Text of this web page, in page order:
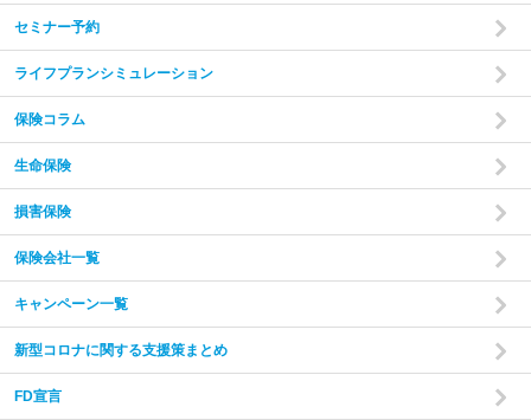
あなたやご家族の状況やご希望をお伺いいたします。
の収入・支出・貯蓄の状況から、家計のバランスを把握し
た上で診断を行います。
step
2
セミナー予約
ライフプランシミュレーション
保険コラム
生命保険
損害保険
保険会社一覧
キャンペーン一覧
新型コロナに関する支援策まとめ
FD宣言